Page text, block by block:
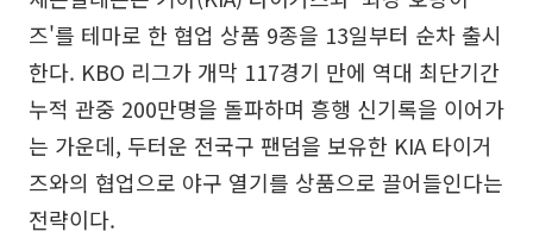
즈'를 테마로 한 협업 상품 9종을 13일부터 순차 출시
한다. KBO 리그가 개막 117경기 만에 역대 최단기간
누적 관중 200만명을 돌파하며 흥행 신기록을 이어가
는 가운데, 두터운 전국구 팬덤을 보유한 KIA 타이거
즈와의 협업으로 야구 열기를 상품으로 끌어들인다는
전략이다.